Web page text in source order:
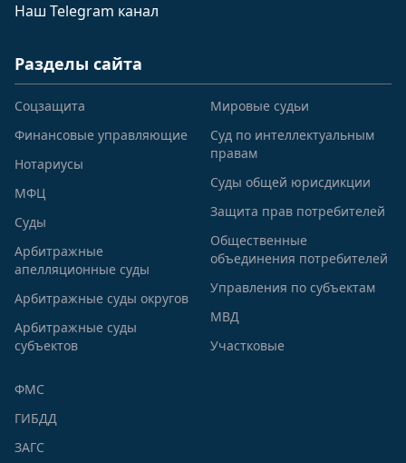
Наш Telegram канал
Разделы сайта
Соцзащита
Финансовые управляющие
Нотариусы
МФЦ
Суды
Арбитражные
апелляционные суды
Арбитражные суды округов
Арбитражные суды
субъектов
Мировые судьи
Суд по интеллектуальным
правам
Суды общей юрисдикции
Защита прав потребителей
Общественные
объединения потребителей
Управления по субъектам
МВД
Участковые
ФМС
ГИБДД
ЗАГС